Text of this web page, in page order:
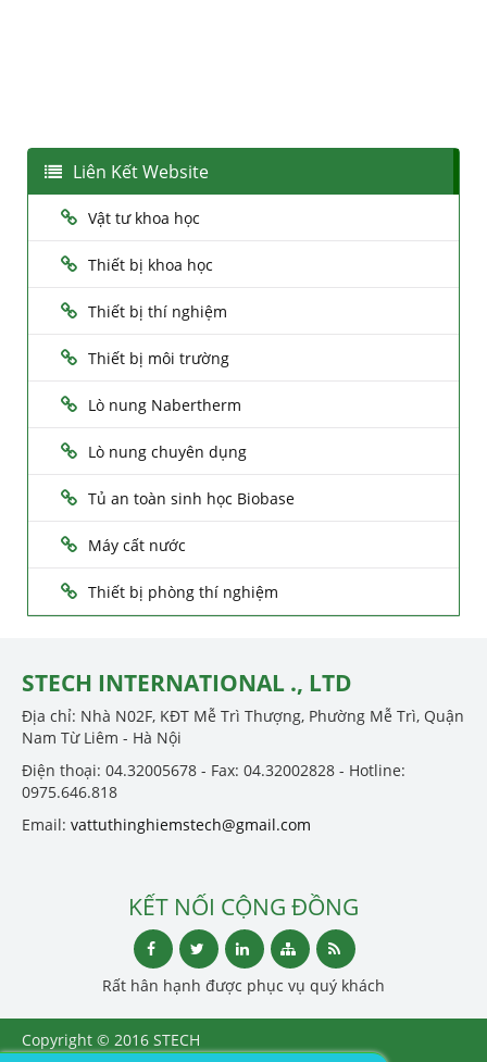
Liên Kết Website
Vật tư khoa học
Thiết bị khoa học
Thiết bị thí nghiệm
Thiết bị môi trường
Lò nung Nabertherm
Lò nung chuyên dụng
Tủ an toàn sinh học Biobase
Máy cất nước
Thiết bị phòng thí nghiệm
STECH INTERNATIONAL ., LTD
Địa chỉ: Nhà N02F, KĐT Mễ Trì Thượng, Phường Mễ Trì, Quận
Nam Từ Liêm - Hà Nội
Điện thoại: 04.32005678 - Fax: 04.32002828 - Hotline:
0975.646.818
Email: vattuthinghiemstech@gmail.com
KẾT NỐI CỘNG ĐỒNG
Rất hân hạnh được phục vụ quý khách
Copyright © 2016 STECH